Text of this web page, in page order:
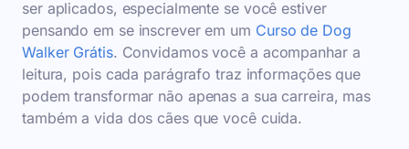
ser aplicados, especialmente se você estiver
pensando em se inscrever em um Curso de Dog
Walker Grátis. Convidamos você a acompanhar a
leitura, pois cada parágrafo traz informações que
podem transformar não apenas a sua carreira, mas
também a vida dos cães que você cuida.